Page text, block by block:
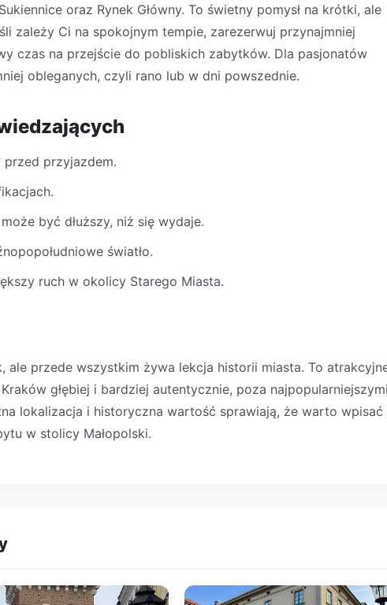
oraz Rynek Główny. To świetny pomysł na krótki, ale
zależy Ci na spokojnym tempie, zarezerwuj przynajmniej
czas na przejście do pobliskich zabytków. Dla pasjonatów
obleganych, czyli rano lub w dni powszednie.
przyjazdem.
być dłuższy, niż się wydaje.
światło.
ruch w okolicy Starego Miasta.
przede wszystkim żywa lekcja historii miasta. To
głębiej i bardziej autentycznie, poza
lokalizacja i historyczna wartość sprawiają, że warto wpisać
w stolicy Małopolski.